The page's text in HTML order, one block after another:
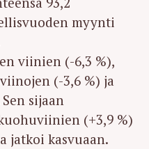
myynti
viinien (-6,3 %),
(-3,6 %) ja
sijaan
(+3,9 %)
jatkoi kasvuaan.